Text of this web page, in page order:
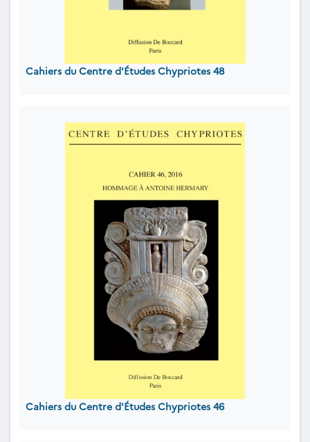
Cahiers du Centre d'Études Chypriotes 48
Cahiers du Centre d'Études Chypriotes 46